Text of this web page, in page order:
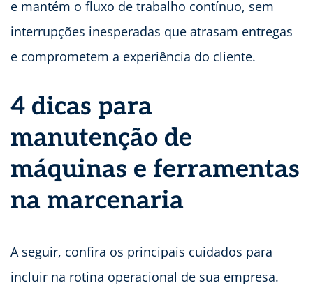
e mantém o fluxo de trabalho contínuo, sem
interrupções inesperadas que atrasam entregas
e comprometem a experiência do cliente.
4 dicas para
manutenção de
máquinas e ferramentas
na marcenaria
A seguir, confira os principais cuidados para
incluir na rotina operacional de sua empresa.